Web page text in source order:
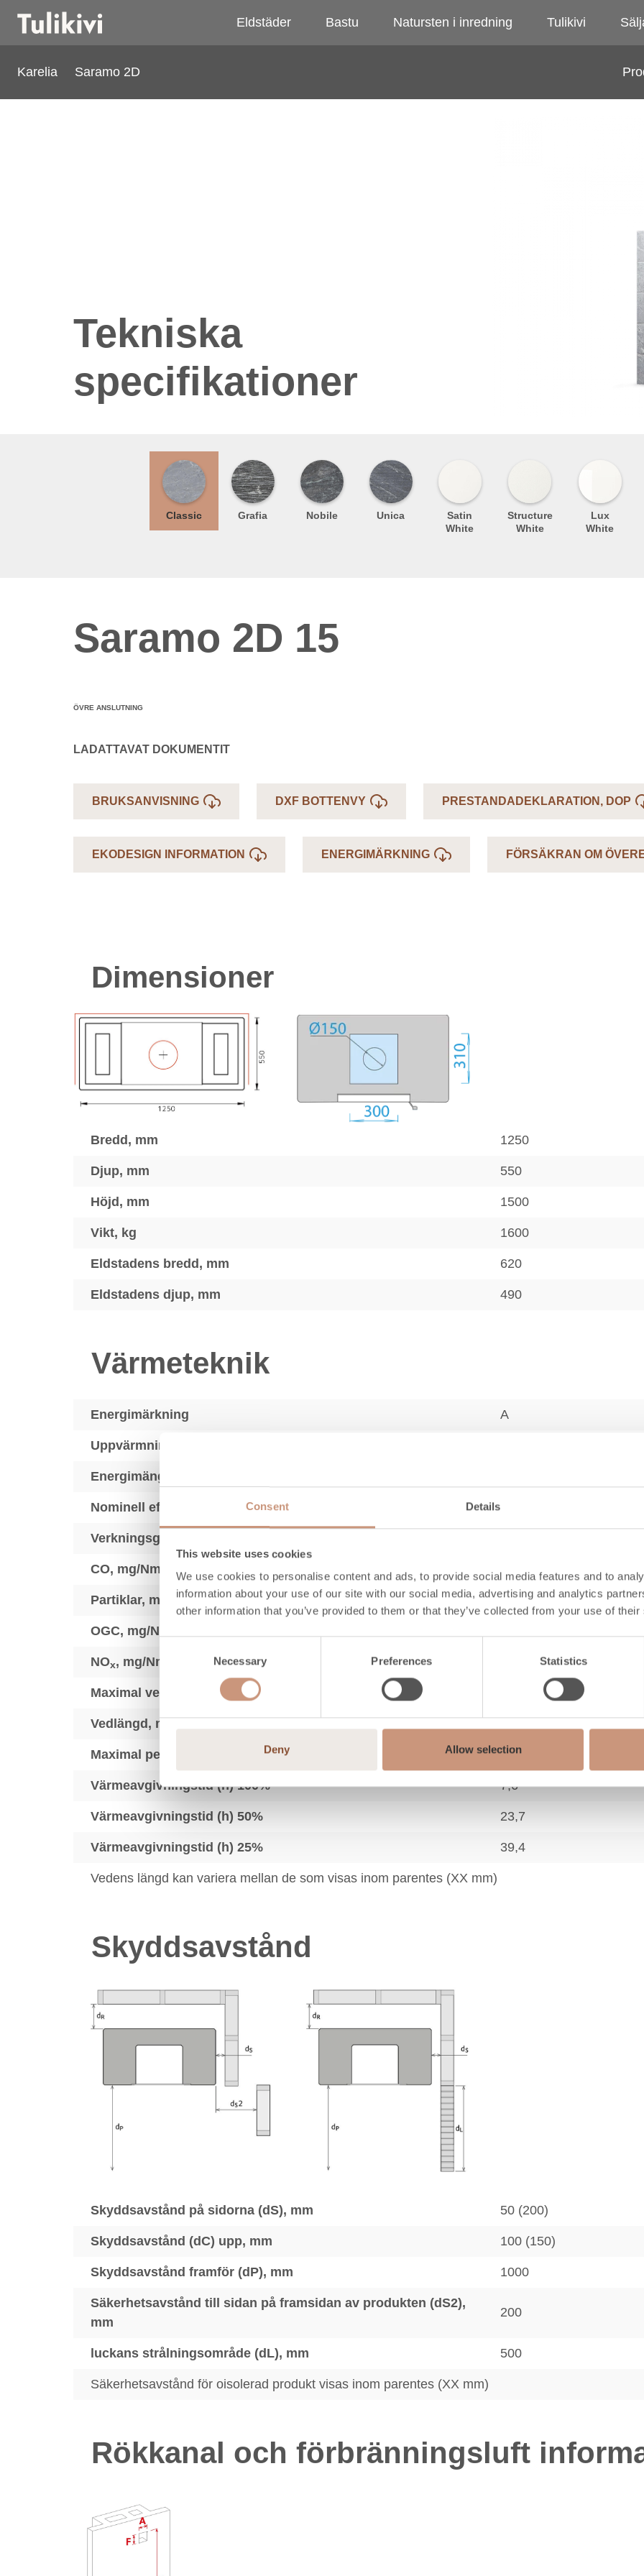
Consent Details
This website uses cookies
We use cookies to personalise content and ads, to provide social media features and to
information about your use of our site with our social media, advertising and analytics
other information that you’ve provided to them or that they’ve collected from your use of
Selection
Necessary Preferences Statistics
Deny Allow selection
Eldstäder Bastu Natursten i inredning Tulikivi
Karelia Saramo 2D
Tekniska
specifikationer
Classic Grafia Nobile Unica
Satin
White
Structure
White
Lux
White
Saramo 2D 15
ÖVRE ANSLUTNING
LADATTAVAT DOKUMENTIT
BRUKSANVISNING DXF BOTTENVY PRESTANDADEKLARATION, DOP
EKODESIGN INFORMATION ENERGIMÄRKNING FÖRSÄKRAN OM
Dimensioner
Bredd, mm 1250
Djup, mm 550
Höjd, mm 1500
Vikt, kg 1600
Eldstadens bredd, mm 620
Eldstadens djup, mm 490
Värmeteknik
Energimärkning A
Uppvärmningsyta, m
Energimängd, kWh
Nominell effekt (min-max), kW
Verkningsgrad, %
CO, mg/Nm 1125
Partiklar, mg/Nm3 40
OGC, mg/Nm
NOx, mg/Nm
Maximal vedmängd, kg
Vedlängd, mm
Maximal pelletsmängd, kg 11,2
Värmeavgivningstid (h) 100% 7,6
Värmeavgivningstid (h) 50% 23,7
Värmeavgivningstid (h) 25% 39,4
Vedens längd kan variera mellan de som visas inom parentes (XX mm)
Skyddsavstånd
Skyddsavstånd på sidorna (dS), mm 50 (200)
Skyddsavstånd (dC) upp, mm 100 (150)
Skyddsavstånd framför (dP), mm 1000
Säkerhetsavstånd till sidan på framsidan av produkten (dS2),
mm
200
luckans strålningsområde (dL), mm 500
Säkerhetsavstånd för oisolerad produkt visas inom parentes (XX mm)
Rökkanal och förbränningsluft